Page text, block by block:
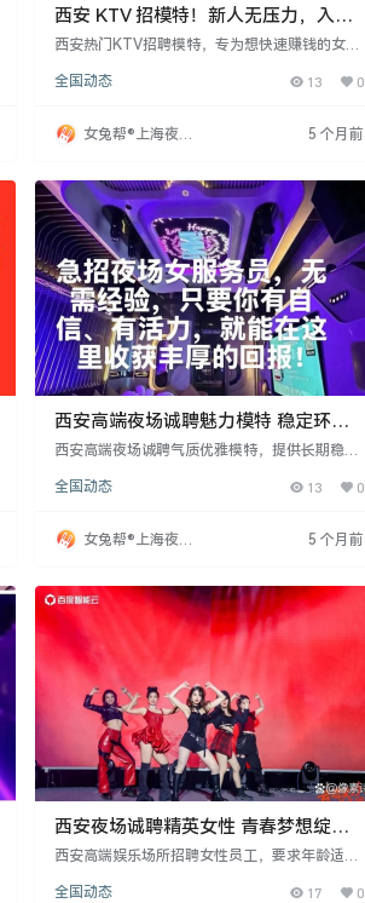
西安 KTV 招模特！新人无压力，入职
就赚日结薪
西安热门KTV招聘模特，专为想快速赚钱的女生
m以上，无经验亦可。KTV生意火爆，客户优
入。工作简单，半天上手，大经理全程手把手教
学和指导，提供安全感。工资日结，日收入1600
全国动态 13 0
女兔帮®上海夜场
5 个月前
西安高端夜场诚聘魅力模特 稳定环境
自由发展
西安高端夜场诚聘气质优雅模特，提供长期稳定
人生活。要求女性，18-28岁，165cm以上，性
质高，消费能力强，薪资每日准时发放，绝不拖
欠。面试需提前预约，通过后当天上岗，专职兼
费住宿，保护隐私，使用艺
全国动态 13 0
女兔帮®上海夜场
5 个月前
西安夜场诚聘精英女性 青春梦想绽放
舞台
西安高端娱乐场所招聘女性员工，要求年龄适
称，具备沟通能力和时尚敏锐度。无需工作经
全国动态 17 0